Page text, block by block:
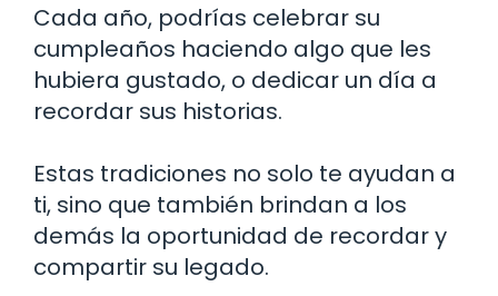
Cada año, podrías celebrar su
cumpleaños haciendo algo que les
hubiera gustado, o dedicar un día a
recordar sus historias.
Estas tradiciones no solo te ayudan a
ti, sino que también brindan a los
demás la oportunidad de recordar y
compartir su legado.